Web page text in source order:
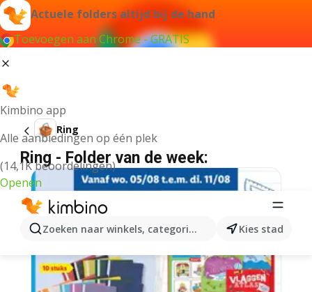
Actuele folders altijd bij de hand
Toevoegen aan Chrome - GRATIS
Kimbino app
Alle aanbiedingen op één plek
(14,1K beoordelingen)
Openen
Zoeken naar winkels, categorieën, producten...
Kies stad
Ring
Ring - Folder van de week: